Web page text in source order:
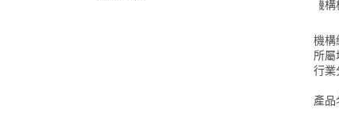
機
機構
所屬
行業
產品